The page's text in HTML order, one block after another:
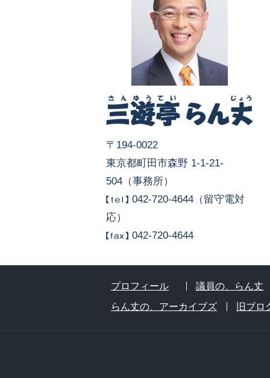
〒194-0022
東京都町田市森野 1-1-21-
504（事務所）
042-720-4644（留守電対
応）
042-720-4644
プロフィール
議員の、らん丈
らん丈の、アーカイブズ
旧ブロ